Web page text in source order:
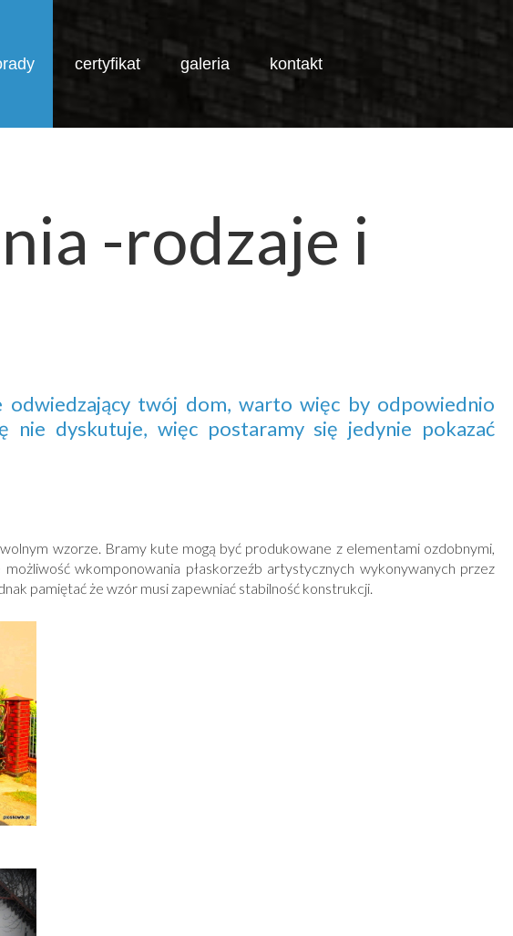
certyfikat galeria kontakt
TUTAJ: START PORADY WYGLĄD BRAMY I OGRODZENIA -RODZAJE I TRENDY
-rodzaje i
twój dom, warto więc by odpowiednio
nie dyskutuje, więc postaramy się jedynie pokazać
wzorze. Bramy kute mogą być produkowane z elementami ozdobnymi,
wkomponowania płaskorzeźb artystycznych wykonywanych przez
pamiętać że wzór musi zapewniać stabilność konstrukcji.